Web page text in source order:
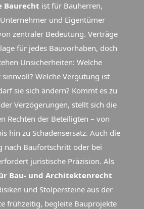
Baurecht ist für Bauherren,
und Eigentümer
zentraler Bedeutung. Verträge
für jedes Bauvorhaben, doch
Unsicherheiten: Welche
Welche Vergütung ist
sie sich ändern? Kommt es zu
Verzögerungen, stellt sich die
Rechten der Beteiligten – von
hin zu Schadensersatz. Auch die
nach Baufortschritt oder bei
juristische Präzision. Als
Bau- und Architektenrecht
und Stolpersteine aus der
frühzeitig, begleite Bauprojekte